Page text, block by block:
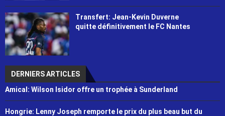
Transfert: Jean-Kevin Duverne
quitte définitivement le FC Nantes
DERNIERS ARTICLES
Amical: Wilson Isidor offre un trophée à Sunderland
Hongrie: Lenny Joseph remporte le prix du plus beau but du